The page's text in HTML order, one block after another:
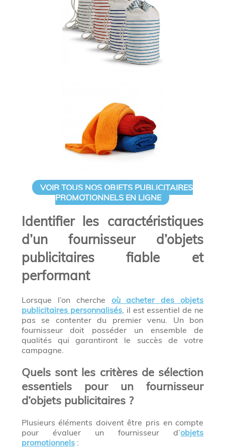
VOIR TOUS NOS OBJETS PUBLICITAIRES
PROMOTIONNELS EN LIGNE
Identifier les caractéristiques
d’un fournisseur d’objets
publicitaires fiable et
performant
Lorsque l’on cherche où acheter des objets
publicitaires personnalisés, il est essentiel de ne
pas se contenter du premier venu. Un bon
fournisseur doit posséder un ensemble de
qualités qui garantiront le succès de votre
campagne.
Quels sont les critères de sélection
essentiels pour un fournisseur
d’objets publicitaires ?
Plusieurs éléments doivent être pris en compte
pour évaluer un fournisseur d’objets
promotionnels: